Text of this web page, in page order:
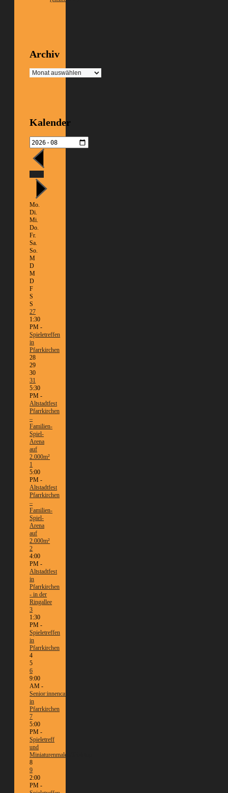
Archiv
Archiv
Kalender
Mo.
Di.
Mi.
Do.
Fr.
Sa.
So.
M
D
M
D
F
S
S
27
1:30
PM -
Spieletreffen
in
Pfarrkirchen
28
29
30
31
5:30
PM -
Altstadtfest
Pfarrkirchen
–
Familien-
Spiel-
Arena
auf
2.000m²
1
5:00
PM -
Altstadtfest
Pfarrkirchen
–
Familien-
Spiel-
Arena
auf
2.000m²
2
4:00
PM -
Altstadtfest
in
Pfarrkirchen
- in der
Ringallee
3
1:30
PM -
Spieletreffen
in
Pfarrkirchen
4
5
6
9:00
AM -
Senior:innencafé
in
Pfarrkirchen
7
5:00
PM -
Spieletreff
und
Miniaturenmalen/Tabletop
8
9
2:00
PM -